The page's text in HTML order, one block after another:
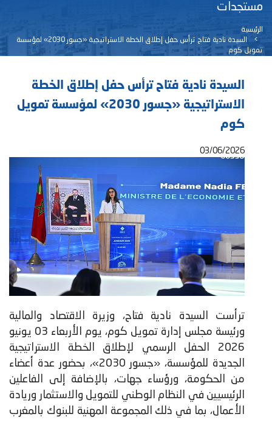
مستجدات
الرئيسية
السيدة نادية فتاح ترأس حفل إطلاق الخطة الاستراتيجية «جسور 2030» لمؤسسة
تمويل كوم
السيدة نادية فتاح ترأس حفل إطلاق الخطة
الاستراتيجية «جسور 2030» لمؤسسة تمويل
كوم
03/06/2026
ترأست السيدة نادية فتاح، وزيرة الاقتصاد والمالية
ورئيسة مجلس إدارة تمويل كوم، يوم الأربعاء 03 يونيو
2026 الحفل الرسمي لإطلاق الخطة الاستراتيجية
الجديدة للمؤسسة، «جسور 2030»، بحضور عدة أعضاء
من الحكومة، ورؤساء جهات، بالإضافة إلى الفاعلين
الرئيسيين في النظام الوطني للتمويل والاستثمار وريادة
الأعمال، بما في ذلك المجموعة المهنية للبنوك بالمغرب